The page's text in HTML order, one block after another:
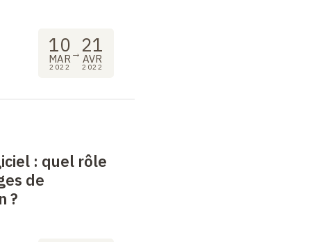
10
MAR
2022
→ 21
AVR
2022
: quel rôle
de
?